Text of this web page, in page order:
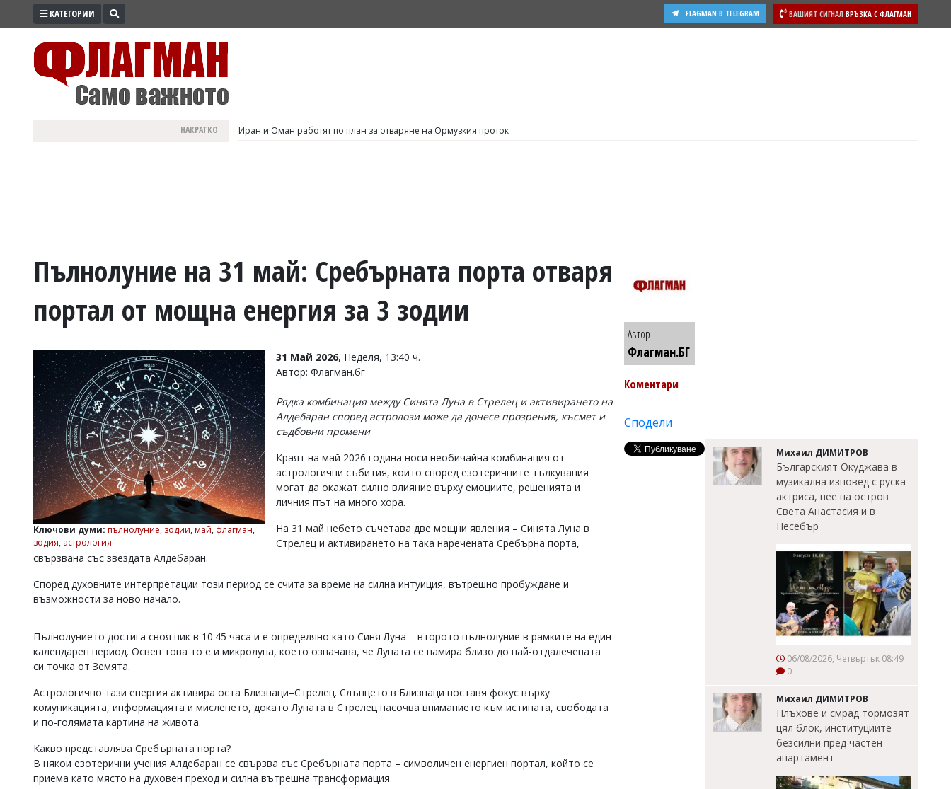
ПРОМО
ВОЙНАТА
УКРАЙНА
РАЗСЛЕДВАНЕ
БИЗНЕС
Управители:
Веселин
Василев,
v.vasilev@flagman.bg
Касабова,
k.kassabova@flagman.bg
Главен
Колев,
Коментарите
въвеждат
читателите
редакцията
КАТЕГОРИИ ВАШИЯТ СИГНАЛ ВРЪЗКА С ФЛАГМАН
FLAGMAN В TELEGRAM
НАКРАТКО Иран и Оман работят по план за отваряне на Ормузкия проток
Пълнолуние на 31 май: Сребърната порта отваря
портал от мощна енергия за 3 зодии
Ключови думи: пълнолуние, зодии, май, флагман,
зодия, астрология
31 Май 2026, Неделя, 13:40 ч.
Автор: Флагман.бг
Рядка комбинация между Синята Луна в Стрелец и активирането на
Алдебаран според астролози може да донесе прозрения, късмет и
съдбовни промени
Краят на май 2026 година носи необичайна комбинация от
астрологични събития, които според езотеричните тълкувания
могат да окажат силно влияние върху емоциите, решенията и
личния път на много хора.
На 31 май небето съчетава две мощни явления – Синята Луна в
Стрелец и активирането на така наречената Сребърна порта,
свързвана със звездата Алдебаран.
Според духовните интерпретации този период се счита за време на силна интуиция, вътрешно пробуждане и
възможности за ново начало.
Пълнолунието достига своя пик в 10:45 часа и е определяно като Синя Луна – второто пълнолуние в рамките на един
календарен период. Освен това то е и микролуна, което означава, че Луната се намира близо до най-отдалечената
си точка от Земята.
Астрологично тази енергия активира оста Близнаци–Стрелец. Слънцето в Близнаци поставя фокус върху
комуникацията, информацията и мисленето, докато Луната в Стрелец насочва вниманието към истината, свободата
и по-голямата картина на живота.
Какво представлява Сребърната порта?
В някои езотерични учения Алдебаран се свързва със Сребърната порта – символичен енергиен портал, който се
приема като място на духовен преход и силна вътрешна трансформация.
Автор
Флагман.БГ
Коментари
Сподели
Михаил ДИМИТРОВ
Българският Окуджава в
музикална изповед с руска
актриса, пее на остров
Света Анастасия и в
Несебър
06/08/2026, Четвъртък 08:49
0
Михаил ДИМИТРОВ
Плъхове и смрад тормозят
цял блок, институциите
безсилни пред частен
апартамент